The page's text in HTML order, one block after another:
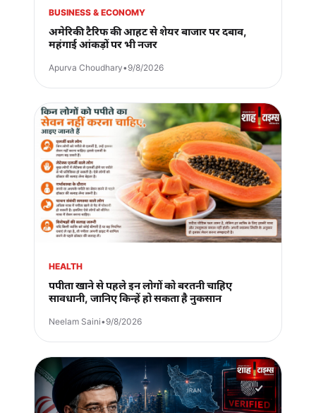
BUSINESS & ECONOMY
अमेरिकी टैरिफ की आहट से शेयर बाजार पर दबाव,
महंगाई आंकड़ों पर भी नजर
Apurva Choudhary•9/8/2026
HEALTH
पपीता खाने से पहले इन लोगों को बरतनी चाहिए
सावधानी, जानिए किन्हें हो सकता है नुकसान
Neelam Saini•9/8/2026